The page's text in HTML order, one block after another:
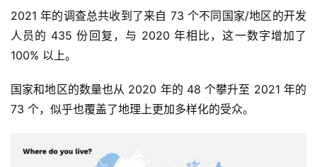
2021 年的调查总共收到了来自 73 个不同国家/地区的开发
人员的 435 份回复，与 2020 年相比，这一数字增加了
100% 以上。
国家和地区的数量也从 2020 年的 48 个攀升至 2021 年的
73 个，似乎也覆盖了地理上更加多样化的受众。